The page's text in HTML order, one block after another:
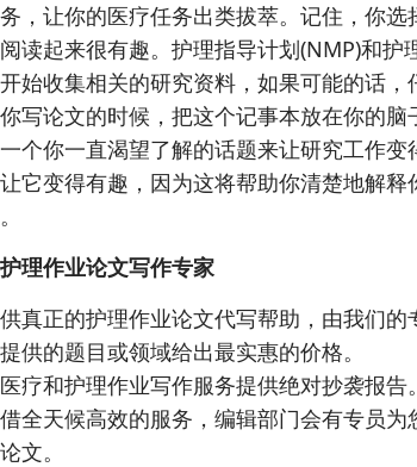
，让你的医疗任务出类拔萃。记住，你
读起来很有趣。护理指导计划(NMP)和
始收集相关的研究资料，如果可能的话
写论文的时候，把这个记事本放在你的
个你一直渴望了解的话题来让研究工作
它变得有趣，因为这将帮助你清楚地解
理作业论文写作专家
真正的护理作业论文代写帮助，由我们
供的题目或领域给出最实惠的价格。
疗和护理作业写作服务提供绝对抄袭报告
全天候高效的服务，编辑部门会有专员
文。